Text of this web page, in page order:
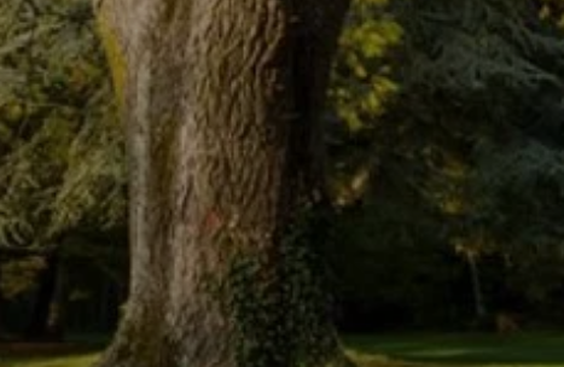
BEBER Y COMER